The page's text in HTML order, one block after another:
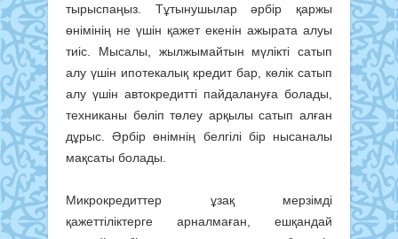
тырыспаңыз. Тұтынушылар әрбір қаржы
өнімінің не үшін қажет екенін ажырата алуы
тиіс. Мысалы, жылжымайтын мүлікті сатып
алу үшін ипотекалық кредит бар, көлік сатып
алу үшін автокредитті пайдалануға болады,
техниканы бөліп төлеу арқылы сатып алған
дұрыс. Әрбір өнімнің белгілі бір нысаналы
мақсаты болады.
Микрокредиттер ұзақ мерзімді
қажеттіліктерге арналмаған, ешқандай